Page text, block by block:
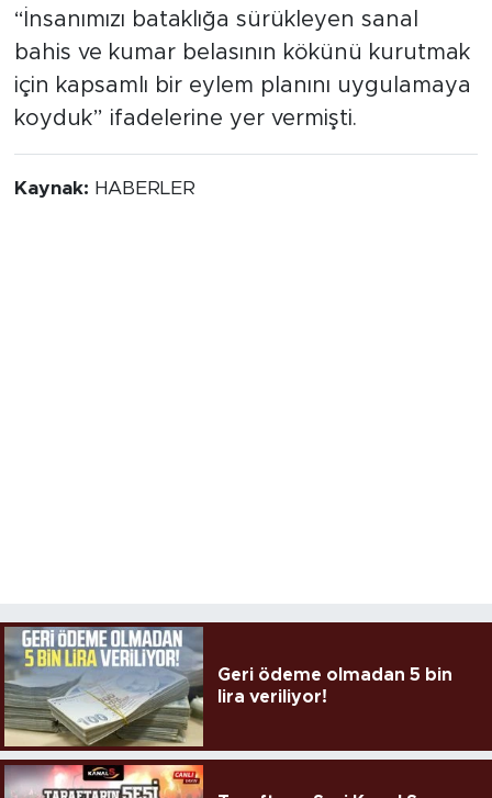
“İnsanımızı bataklığa sürükleyen sanal
bahis ve kumar belasının kökünü kurutmak
için kapsamlı bir eylem planını uygulamaya
koyduk” ifadelerine yer vermişti.
Kaynak: HABERLER
Geri ödeme olmadan 5 bin
lira veriliyor!